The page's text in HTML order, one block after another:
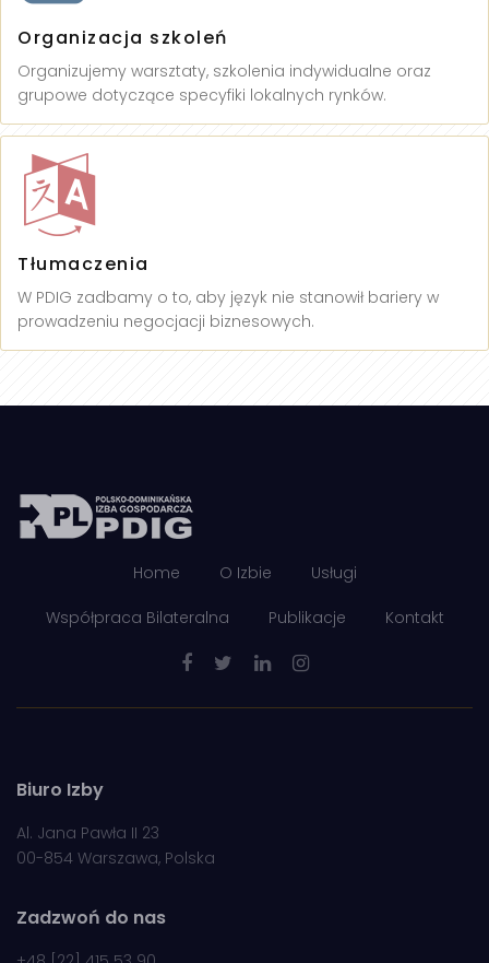
Organizacja szkoleń
Organizujemy warsztaty, szkolenia indywidualne oraz
grupowe dotyczące specyfiki lokalnych rynków.
Tłumaczenia
W PDIG zadbamy o to, aby język nie stanowił bariery w
prowadzeniu negocjacji biznesowych.
Home O Izbie Usługi
Współpraca Bilateralna Publikacje Kontakt
Biuro Izby
Al. Jana Pawła II 23
00-854 Warszawa, Polska
Zadzwoń do nas